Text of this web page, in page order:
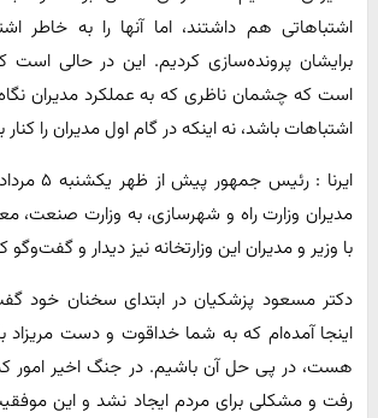
اشتباهاتی هم داشتند، اما آنها را به خاطر
برایشان پرونده‌سازی کردیم. این در حالی
است که چشمان ناظری که به عملکرد مدیران
اشتباهات باشد، نه اینکه در گام اول مدیران را کنار
​ایرنا : رئیس
مدیران وزارت راه و شهرسازی، به وزارت صنعت،
با وزیر و مدیران این وزارتخانه نیز دیدار و گفت‌وگو
دکتر مسعود پزشکیان در ابتدای سخنان خود
اینجا آمده‌ام که به شما خداقوت و دست‌ مریزاد
هست، در پی حل آن باشیم. در جنگ اخیر امور
رفت و مشکلی برای مردم ایجاد نشد و این